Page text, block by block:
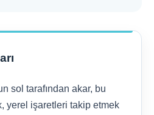
sol tarafından akar, bu
yerel işaretleri takip etmek